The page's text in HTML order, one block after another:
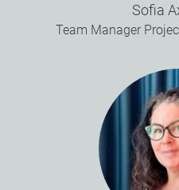
Sofia
Team Manager